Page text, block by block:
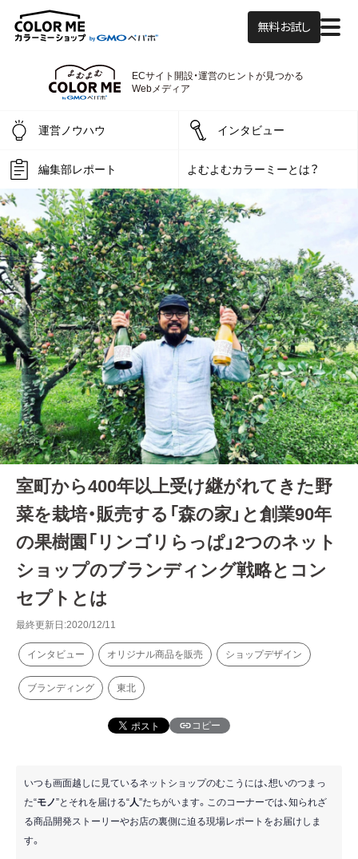
無料お試し
よむよむカラーミー
ECサイト開設・運営のヒントが見つかる
Webメディア
運営ノウハウ インタビュー
編集部レポート よむよむカラーミーとは？
室町から400年以上受け継がれてきた野
菜を栽培・販売する「森の家」と創業90年
の果樹園「リンゴリらっぱ」2つのネット
ショップのブランディング戦略とコン
セプトとは
最終更新日:2020/12/11
インタビュー オリジナル商品を販売 ショップデザイン
ブランディング 東北
コピー
いつも画面越しに見ているネットショップのむこうには、想いのつまっ
た“モノ”とそれを届ける“人”たちがいます。このコーナーでは、知られざ
る商品開発ストーリーやお店の裏側に迫る現場レポートをお届けしま
す。